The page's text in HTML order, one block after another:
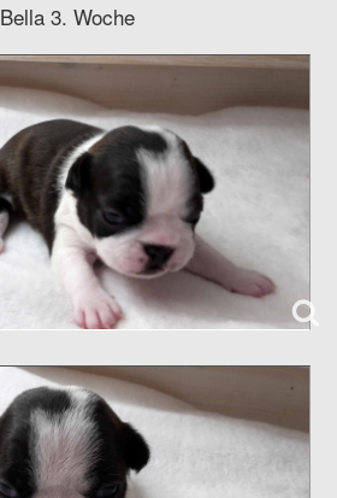
Bella 3. Woche